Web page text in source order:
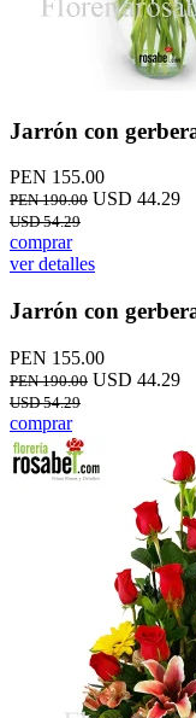
Jarrón con
PEN 155.00
PEN 190.00 USD 44.29
USD 54.29
comprar
ver detalles
Jarrón con
PEN 155.00
PEN 190.00 USD 44.29
USD 54.29
comprar